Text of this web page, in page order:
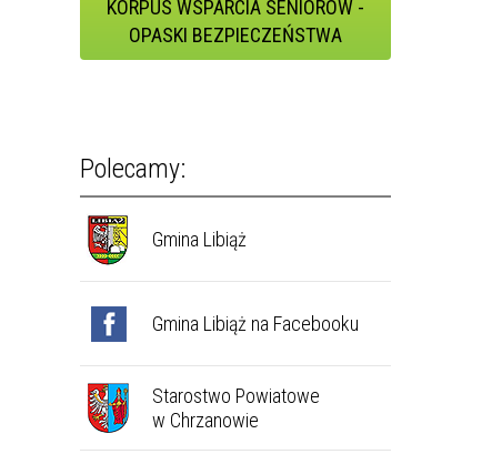
KORPUS WSPARCIA SENIORÓW -
OPASKI BEZPIECZEŃSTWA
Polecamy:
Gmina Libiąż
Gmina Libiąż na Facebooku
Starostwo Powiatowe
w Chrzanowie